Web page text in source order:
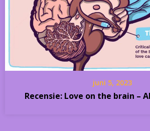
juni 5, 2023
Recensie: Love on the brain –